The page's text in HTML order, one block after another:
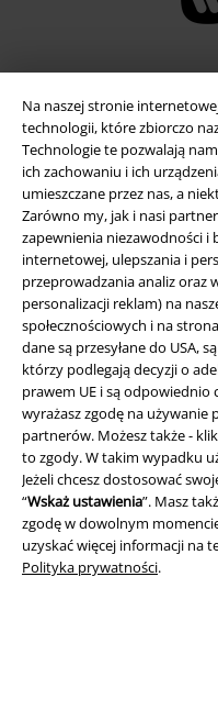
Na naszej stronie
technologii, które zbiorczo
Technologie te pozwalają
ich zachowaniu i ich
umieszczane przez nas, a
Zarówno my, jak i nasi
zapewnienia niezawodności i
internetowej, ulepszania i
przeprowadzania analiz oraz
personalizacji reklam) na
społecznościowych i na
dane są przesyłane do USA,
którzy podlegają decyzji o
prawem UE i są odpowiednio
wyrażasz zgodę na używanie
partnerów. Możesz także -
to zgody. W takim wypadku
Jeżeli chcesz dostosować
“Wskaż ustawienia”. Masz
zgodę w dowolnym
uzyskać więcej informacji na
Polityka prywatności.
Informacje prawne
Regulamin
Dane firmy
Polityka prywatności
Unieszkodliwianie odpadów i
Deklaracja Zgodności
Informacje dotyczące